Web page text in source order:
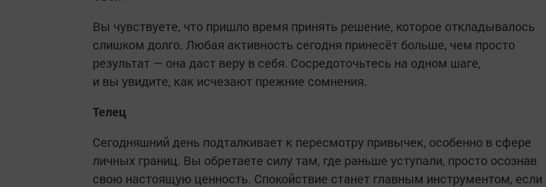
Вы чувствуете, что пришло время принять решение, которое откладывалось
слишком долго. Любая активность сегодня принесёт больше, чем просто
результат — она даст веру в себя. Сосредоточьтесь на одном шаге,
и вы увидите, как исчезают прежние сомнения.
Телец
Сегодняшний день подталкивает к пересмотру привычек, особенно в сфере
личных границ. Вы обретаете силу там, где раньше уступали, просто осознав
свою настоящую ценность. Спокойствие станет главным инструментом, если